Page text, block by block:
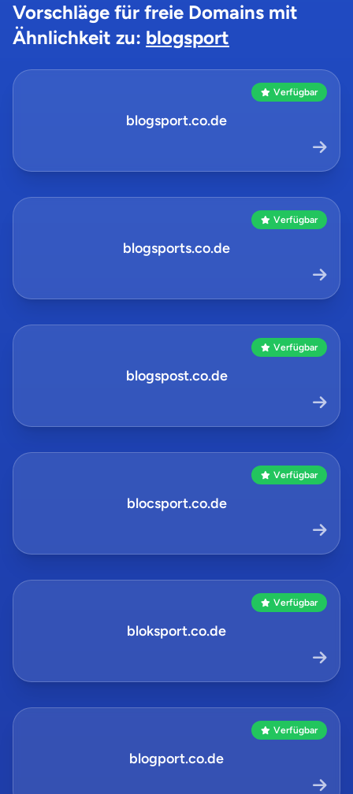
Vorschläge für freie Domains mit
Ähnlichkeit zu: blogsport
Verfügbar
blogsport.co.de
Verfügbar
blogsports.co.de
Verfügbar
blogspost.co.de
Verfügbar
blocsport.co.de
Verfügbar
bloksport.co.de
Verfügbar
blogport.co.de